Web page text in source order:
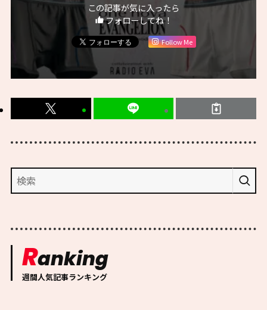
この記事が気に入ったら
フォローしてね！
Follow Me
Ranking
週間人気記事ランキング